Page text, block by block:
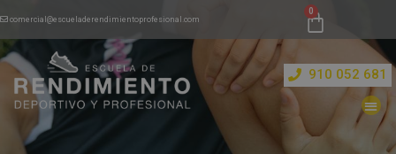
comercial@escueladerendimientoprofesional.com
910 052 681